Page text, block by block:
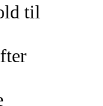
til